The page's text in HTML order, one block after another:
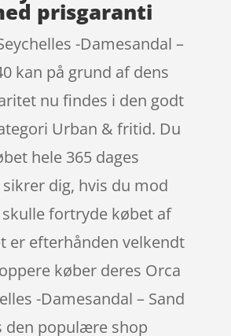
prisgaranti
-Damesandal –
kan på grund af dens
nu findes i den godt
Urban & fritid. Du
hele 365 dages
dig, hvis du mod
fortryde købet af
er efterhånden velkendt
køber deres Orca
-Damesandal – Sand
den populære shop